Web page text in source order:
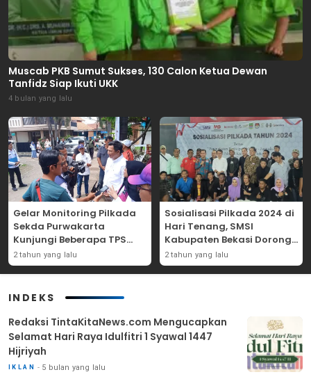
Muscab PKB Sumut Sukses, 130 Calon Ketua Dewan
Tanfidz Siap Ikuti UKK
4 bulan yang lalu
Gelar Monitoring Pilkada
Sekda Purwakarta
Kunjungi Beberapa TPS
Yang Ada Di Purwakarta
2 tahun yang lalu
Sosialisasi Pilkada 2024 di
Hari Tenang, SMSI
Kabupaten Bekasi Dorong
Angka Partisipasi
Masyarakat
2 tahun yang lalu
INDEKS
Redaksi TintaKitaNews.com Mengucapkan
Selamat Hari Raya Idulfitri 1 Syawal 1447
Hijriyah
IKLAN 5 bulan yang lalu